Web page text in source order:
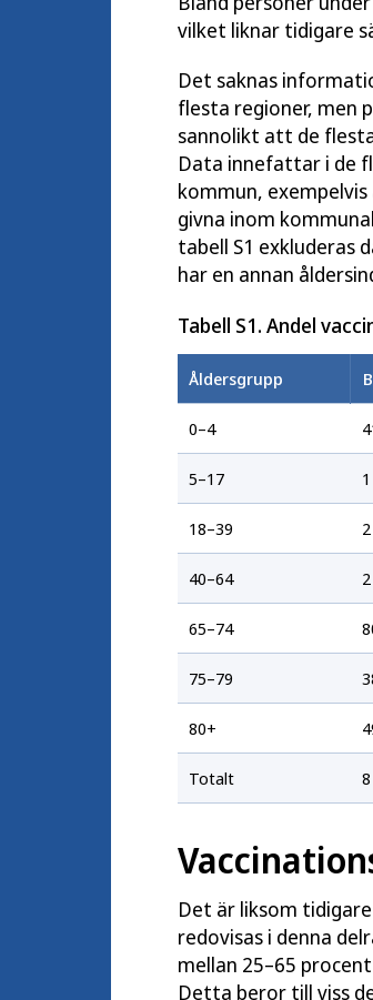
vilket liknar tidigare
Det saknas
flesta regioner, men
sannolikt att de
Data innefattar i de
kommun,
givna inom
tabell S1 exkluderas
har en annan
Tabell S1. Andel
Åldersgrupp
0–4
5–17
18–39
40–64
65–74
75–79
80+
Totalt
Det är liksom
redovisas i denna
mellan 25–65
Detta beror till viss